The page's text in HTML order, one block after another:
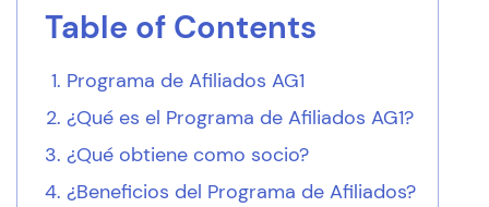
Table of Contents
Programa de Afiliados AG1
¿Qué es el Programa de Afiliados AG1?
¿Qué obtiene como socio?
¿Beneficios del Programa de Afiliados?